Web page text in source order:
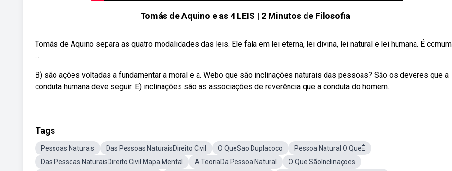
Tomás de Aquino e as 4 LEIS | 2 Minutos de Filosofia
Tomás de Aquino separa as quatro modalidades das leis. Ele fala em lei eterna, lei divina, lei natural e lei humana. É comum
...
B) são ações voltadas a fundamentar a moral e a. Webo que são inclinações naturais das pessoas? São os deveres que a
conduta humana deve seguir. E) inclinações são as associações de reverência que a conduta do homem.
Tags
Pessoas Naturais Das Pessoas NaturaisDireito Civil O QueSao Duplacoco
Pessoa Natural O QueÉ
Das Pessoas NaturaisDireito Civil Mapa Mental
A TeoriaDa Pessoa Natural
O Que SãoInclinaçoes